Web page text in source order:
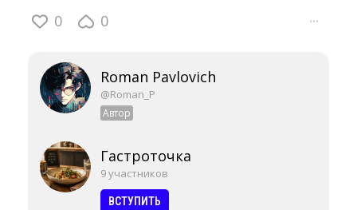
0 0 ···
Roman Pavlovich
@Roman_P
Автор
Гастроточка
9 участников
ВСТУПИТЬ